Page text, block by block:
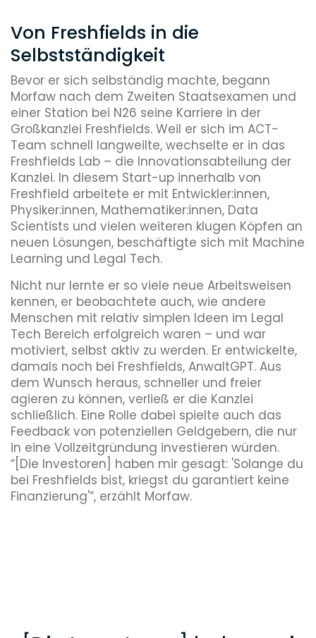
Von Freshfields in die
Selbstständigkeit
Bevor er sich selbständig machte, begann
Morfaw nach dem Zweiten Staatsexamen und
einer Station bei N26 seine Karriere in der
Großkanzlei Freshfields. Weil er sich im ACT-
Team schnell langweilte, wechselte er in das
Freshfields Lab – die Innovationsabteilung der
Kanzlei. In diesem Start-up innerhalb von
Freshfield arbeitete er mit Entwickler:innen,
Physiker:innen, Mathematiker:innen, Data
Scientists und vielen weiteren klugen Köpfen an
neuen Lösungen, beschäftigte sich mit Machine
Learning und Legal Tech.
Nicht nur lernte er so viele neue Arbeitsweisen
kennen, er beobachtete auch, wie andere
Menschen mit relativ simplen Ideen im Legal
Tech Bereich erfolgreich waren – und war
motiviert, selbst aktiv zu werden. Er entwickelte,
damals noch bei Freshfields, AnwaltGPT. Aus
dem Wunsch heraus, schneller und freier
agieren zu können, verließ er die Kanzlei
schließlich. Eine Rolle dabei spielte auch das
Feedback von potenziellen Geldgebern, die nur
in eine Vollzeitgründung investieren würden.
“[Die Investoren] haben mir gesagt: 'Solange du
bei Freshfields bist, kriegst du garantiert keine
Finanzierung'”, erzählt Morfaw.